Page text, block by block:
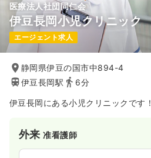
医療法人社団同仁会
伊豆長岡小児クリニック
エージェント求人
静岡県伊豆の国市中894-4
伊豆長岡駅
6分
伊豆長岡にある小児クリニックです！
外来准看護師